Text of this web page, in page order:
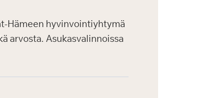
Hämeen hyvinvointiyhtymä
arvosta. Asukasvalinnoissa